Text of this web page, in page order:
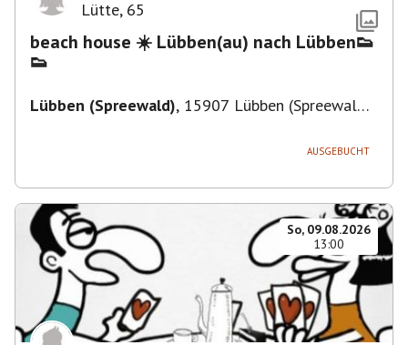
Lütte, 65
beach house ☀️ Lübben(au) nach Lübben👟
👟
Lübben (Spreewald), 15907 Lübben (Spreewald),
AUSGEBUCHT
So, 09.08.2026
13:00